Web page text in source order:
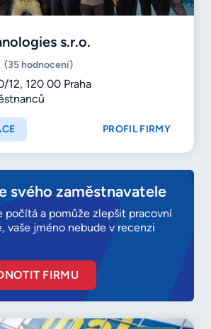
s.r.o.
(35 hodnocení)
12, 120 00 Praha
PROFIL FIRMY
svého zaměstnavatele
počítá a pomůže zlepšit pracovní
vaše jméno nebude v recenzi
FIRMU